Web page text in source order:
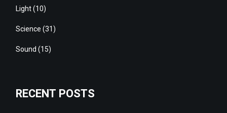
Light(10)
Science(31)
Sound(15)
RECENT POSTS